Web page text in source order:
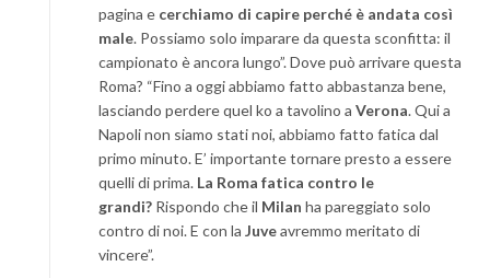
pagina e cerchiamo di capire perché è andata così
male. Possiamo solo imparare da questa sconfitta: il
campionato è ancora lungo”. Dove può arrivare questa
Roma? “Fino a oggi abbiamo fatto abbastanza bene,
lasciando perdere quel ko a tavolino a Verona. Qui a
Napoli non siamo stati noi, abbiamo fatto fatica dal
primo minuto. E’ importante tornare presto a essere
quelli di prima. La Roma fatica contro le
grandi? Rispondo che il Milan ha pareggiato solo
contro di noi. E con la Juveavremmo meritato di
vincere”.